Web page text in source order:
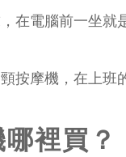
在電腦前一坐就
按摩機，在上班
裡買？